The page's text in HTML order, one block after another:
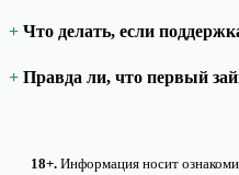
Что делать, если
Правда ли, что первый
18+. Информация носит